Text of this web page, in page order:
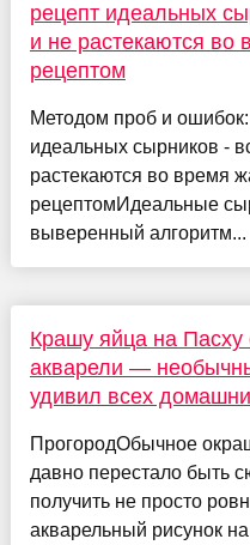
рецепт идеальных
и не растекаются во
рецептом
Методом проб и
идеальных сырников -
растекаются во время
рецептомИдеальные
выверенный алгоритм...
Крашу яйца на
акварели —
удивил всех
ПрогородОбычное
давно перестало быть
получить не просто
акварельный рисунок